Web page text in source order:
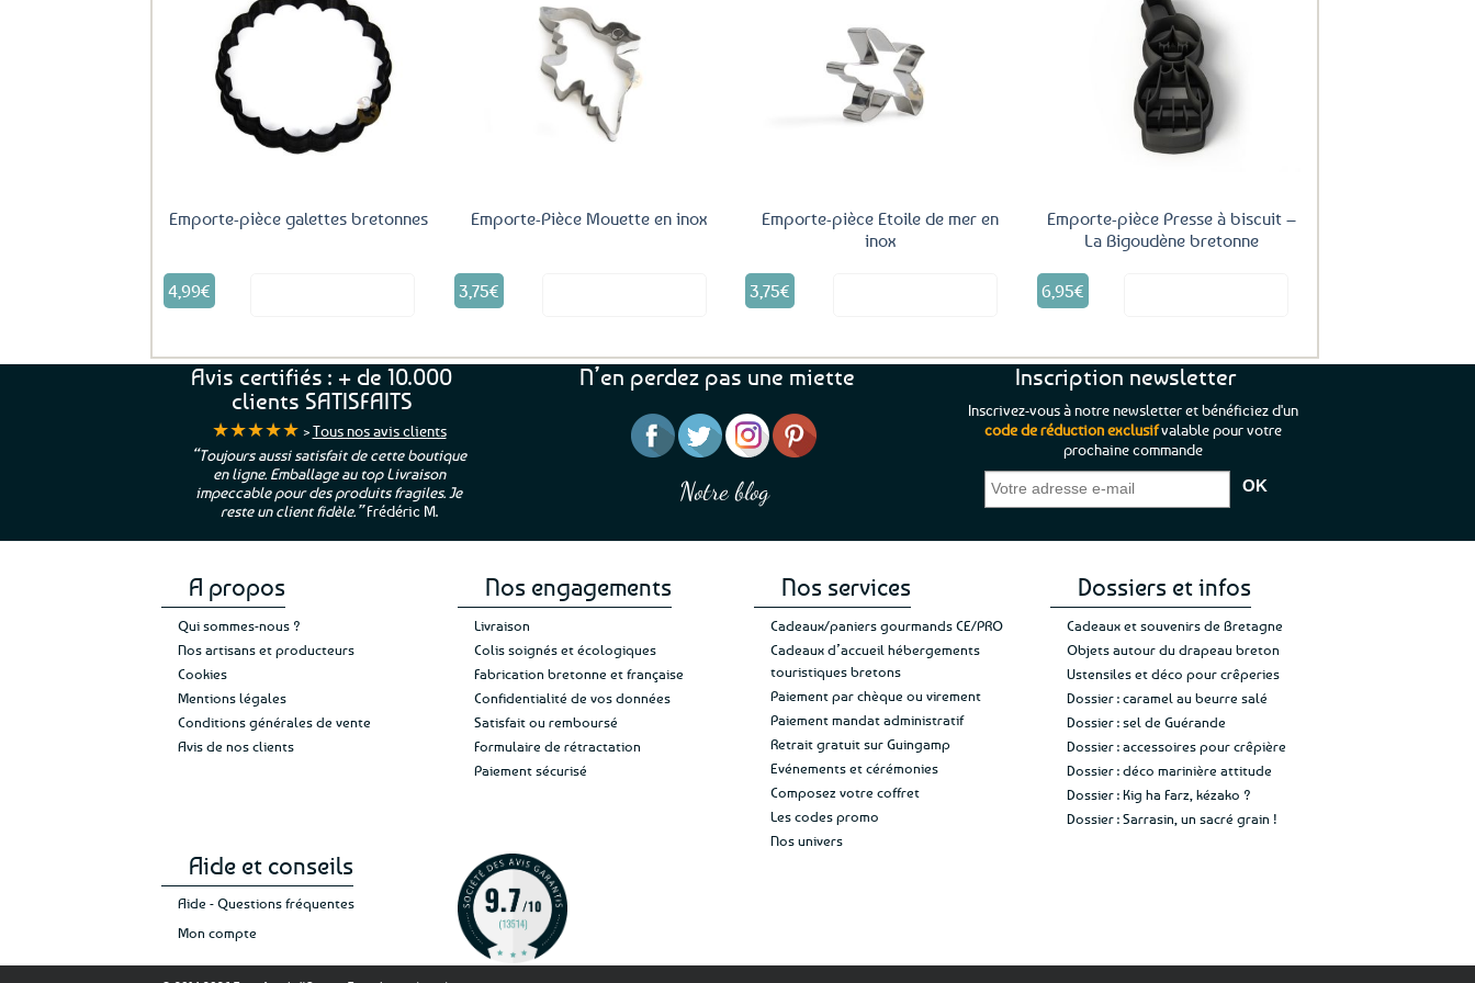
options
peuvent
être
choisies
sur
la
page
Ajouter
aux
favoris
Emporte-pièce galettes bretonnes
4,99€
Emporte-Pièce Mouette en inox
3,75€
Emporte-pièce Etoile de mer en
inox
3,75€
Emporte-pièce Presse à biscuit –
La Bigoudène bretonne
6,95€
Avis certifiés : + de 10.000
clients SATISFAITS
★★★★★ >Tous nos avis clients
“Toujours aussi satisfait de cette boutique
en ligne. Emballage au top Livraison
impeccable pour des produits fragiles. Je
reste un client fidèle.”Frédéric M.
“Une boutique que je recommande pour
et une équipe à l’écoute :-)”Patricia M.
“J’ai mis 5 étoiles parce que je pouvais pas
en mettre 6 ;)
Je suis plus que satisfaite de mon achat et
de ma livraison. Ne changez rien”Jade C.
“C’est agréable et tout aussi rassurant
de constater qu’il n’y a pas de petite
commande, mais un client à satisfaire.”
N’en perdez pas une miette
Notre blog
Inscription newsletter
Inscrivez-vous à notre newsletter et bénéficiez d'un
code de réduction exclusifvalable pour votre
prochaine commande
A propos
Qui sommes-nous ?
Nos artisans et producteurs
Cookies
Mentions légales
Conditions générales de vente
Avis de nos clients
Nos engagements
Livraison
Colis soignés et écologiques
Fabrication bretonne et française
Confidentialité de vos données
Satisfait ou remboursé
Formulaire de rétractation
Paiement sécurisé
Nos services
Cadeaux/paniers gourmands CE/PRO
Cadeaux d’accueil hébergements
touristiques bretons
Paiement par chèque ou virement
Paiement mandat administratif
Retrait gratuit sur Guingamp
Evénements et cérémonies
Composez votre coffret
Les codes promo
Nos univers
Dossiers et infos
Cadeaux et souvenirs de Bretagne
Objets autour du drapeau breton
Ustensiles et déco pour crêperies
Dossier : caramel au beurre salé
Dossier : sel de Guérande
Dossier : accessoires pour crêpière
Dossier : déco marinière attitude
Dossier : Kig ha Farz, kézako ?
Dossier : Sarrasin, un sacré grain !
Aide et conseils
Aide - Questions fréquentes
Mon compte